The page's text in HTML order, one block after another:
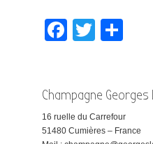
Twitter
Champagne Georges
16 ruelle du Carrefour
51480 Cumières – France